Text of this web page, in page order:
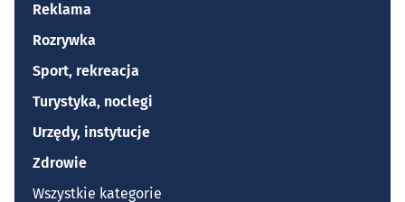
Reklama
Rozrywka
Sport, rekreacja
Turystyka, noclegi
Urzędy, instytucje
Zdrowie
Wszystkie kategorie